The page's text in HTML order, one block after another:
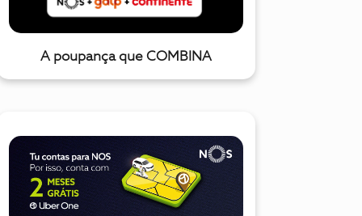
A poupança que COMBINA